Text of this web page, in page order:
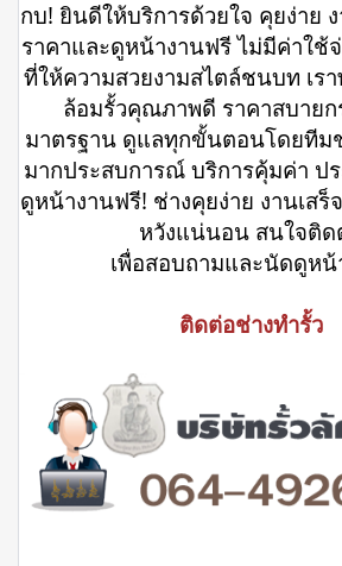
กบ! ยินดีให้บริการด้วยใจ คุยง่าย
ราคาและดูหน้างานฟรี ไม่มีค่าใช้
ที่ให้ความสวยงามสไตล์ชนบท เร
ล้อมรั้วคุณภาพดี ราคาสบายก
มาตรฐาน ดูแลทุกขั้นตอนโดยทีม
มากประสบการณ์ บริการคุ้มค่า ป
ดูหน้างานฟรี! ช่างคุยง่าย งานเสร็
หวังแน่นอน สนใจติด
เพื่อสอบถามและนัดดูหน้
ติดต่อช่างทำรั้ว